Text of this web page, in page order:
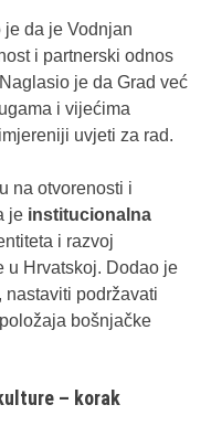
je da je Vodnjan
i partnerski odnos
je da Grad već
i vijećima
uvjeti za rad.
na otvorenosti i
je institucionalna
i razvoj
u Hrvatskoj. Dodao je
podržavati
bošnjačke
– korak